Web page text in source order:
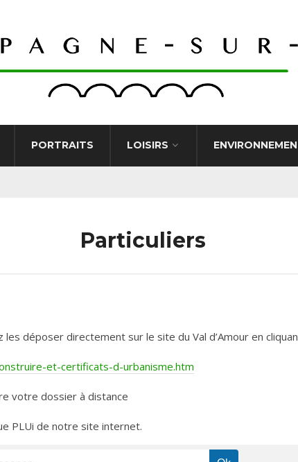
PORTRAITS LOISIRS
Particuliers
déposer directement sur le site du Val d’Amour en
et-certificats-d-urbanisme.htm
votre dossier à distance
PLUi de notre site internet.